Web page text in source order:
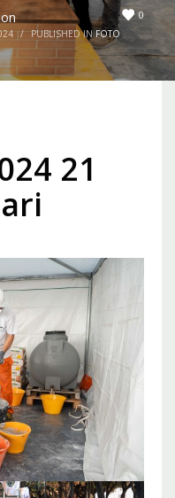
0
/ PUBLISHED INFOTO
21